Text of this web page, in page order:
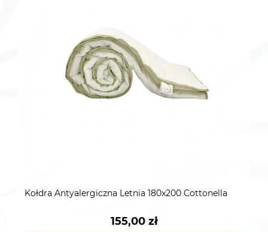
Kołdra Antyalergiczna Letnia 180x200 Cottonella
155,00 zł